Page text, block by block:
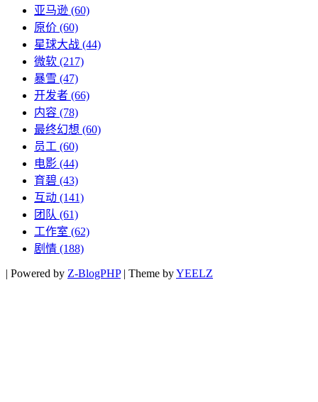
亚马逊 (60)
原价 (60)
星球大战 (44)
微软 (217)
暴雪 (47)
开发者 (66)
内容 (78)
最终幻想 (60)
员工 (60)
电影 (44)
育碧 (43)
互动 (141)
团队 (61)
工作室 (62)
剧情 (188)
| Powered by Z-BlogPHP | Theme byYEELZ